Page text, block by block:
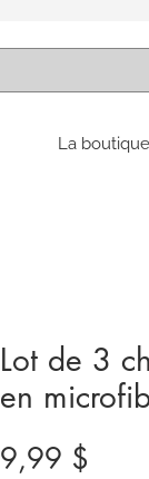
La
Lot de 3
en
9,99 $